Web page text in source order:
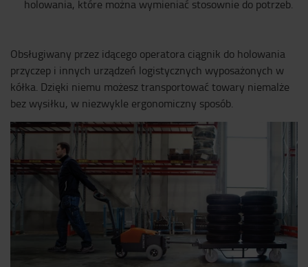
holowania, które można wymieniać stosownie do potrzeb.
Obsługiwany przez idącego operatora ciągnik do holowania
przyczep i innych urządzeń logistycznych wyposażonych w
kółka. Dzięki niemu możesz transportować towary niemalże
bez wysiłku, w niezwykle ergonomiczny sposób.